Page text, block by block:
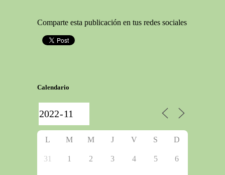
Comparte esta publicación en tus redes sociales
Calendario
L M M J V S D
31 1 2 3 4 5 6